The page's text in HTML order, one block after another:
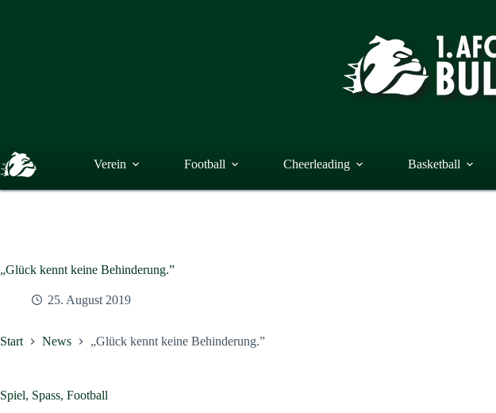
Verein Football Cheerleading Basketball
„Glück kennt keine Behinderung.”
25. August 2019
Start News „Glück kennt keine Behinderung.”
Spiel, Spass, Football